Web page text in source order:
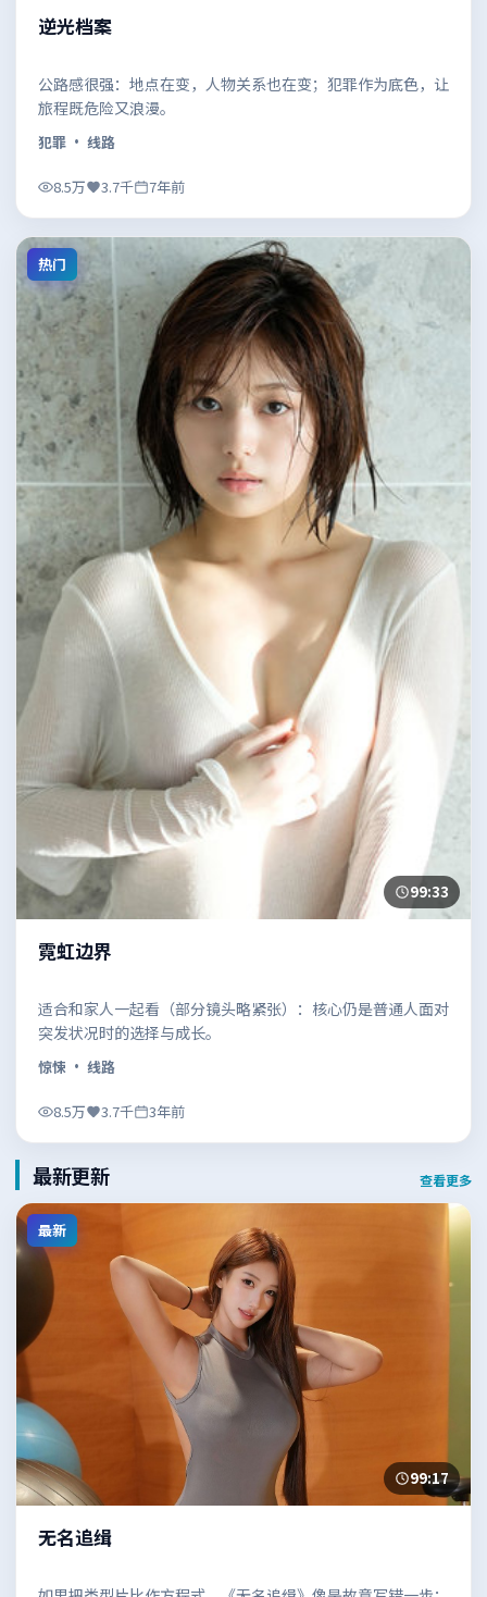
逆光档案
公路感很强：地点在变，人物关系也在变；犯罪作为底色，让
旅程既危险又浪漫。
犯罪 · 线路
8.5万 3.7千 7年前
热门
99:33
霓虹边界
适合和家人一起看（部分镜头略紧张）：核心仍是普通人面对
突发状况时的选择与成长。
惊悚 · 线路
8.5万 3.7千 3年前
最新更新 查看更多
最新
99:17
无名追缉